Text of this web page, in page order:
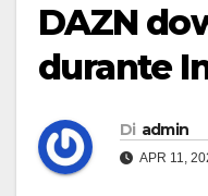
DAZN
durante
Di admin
APR 11,